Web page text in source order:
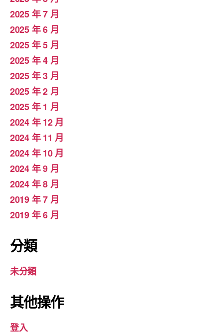
2025 年 7 月
2025 年 6 月
2025 年 5 月
2025 年 4 月
2025 年 3 月
2025 年 2 月
2025 年 1 月
2024 年 12 月
2024 年 11 月
2024 年 10 月
2024 年 9 月
2024 年 8 月
2019 年 7 月
2019 年 6 月
分類
未分類
其他操作
登入